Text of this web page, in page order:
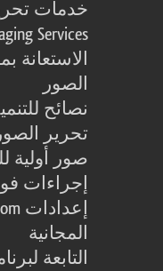
خدمات
Services
الاستعانة
الصور
نصائح
تحرير
صور أولية
إجراءات
المجانية
التابعة